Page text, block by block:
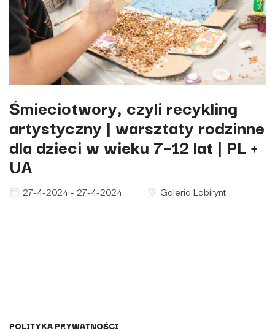
Śmieciotwory, czyli recykling
artystyczny | warsztaty rodzinne
dla dzieci w wieku 7–12 lat | PL +
UA
27-4-2024 - 27-4-2024 Galeria Labirynt
POLITYKA PRYWATNOŚCI